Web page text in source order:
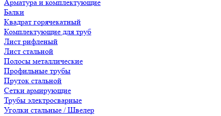
Арматура и комплектующие
Балки
Квадрат горячекатный
Комплектующие для труб
Лист рифленый
Лист стальной
Полосы металлические
Профильные трубы
Пруток стальной
Сетки армирующие
Трубы электросварные
Уголки стальные / Швелер